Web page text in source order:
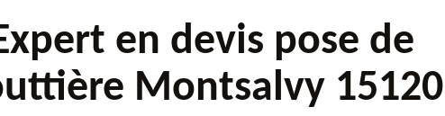
en devis pose de
Montsalvy 15120